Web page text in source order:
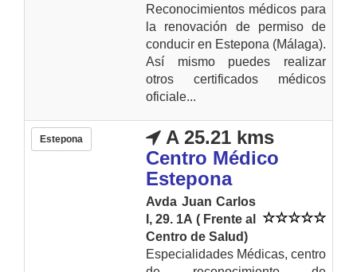
Reconocimientos médicos para
la renovación de permiso de
conducir en Estepona (Málaga).
Así mismo puedes realizar
otros certificados médicos
oficiale...
Estepona
A 25.21 kms
Centro Médico
Estepona
Avda Juan Carlos
I, 29. 1A ( Frente al
Centro de Salud)
Especialidades Médicas, centro